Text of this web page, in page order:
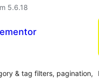
5.6.18
& tag filters, pagination,